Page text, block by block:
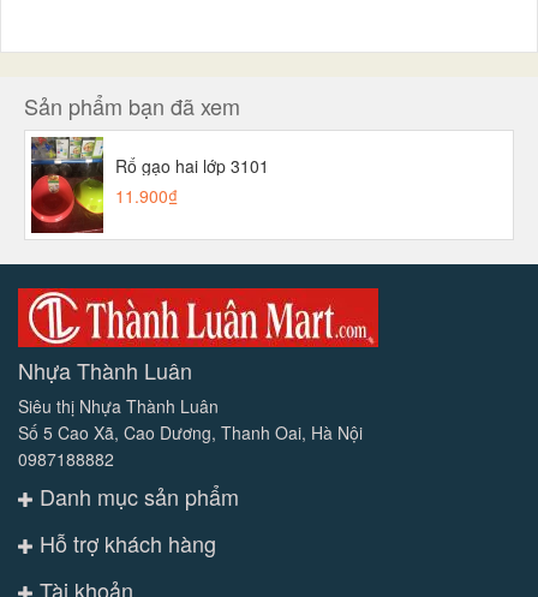
Sản phẩm bạn đã xem
Rổ gạo hai lớp 3101
11.900₫
Nhựa Thành Luân
Siêu thị Nhựa Thành Luân
Số 5 Cao Xã, Cao Dương, Thanh Oai, Hà Nội
0987188882
Danh mục sản phẩm
Hỗ trợ khách hàng
Tài khoản